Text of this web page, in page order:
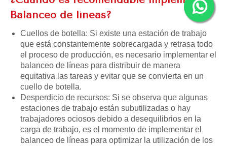
Balanceo de líneas?
Cuellos de botella: Si existe una estación de trabajo
que está constantemente sobrecargada y retrasa todo
el proceso de producción, es necesario implementar el
balanceo de líneas para distribuir de manera
equitativa las tareas y evitar que se convierta en un
cuello de botella.
Desperdicio de recursos: Si se observa que algunas
estaciones de trabajo están subutilizadas o hay
trabajadores ociosos debido a desequilibrios en la
carga de trabajo, es el momento de implementar el
balanceo de líneas para optimizar la utilización de los